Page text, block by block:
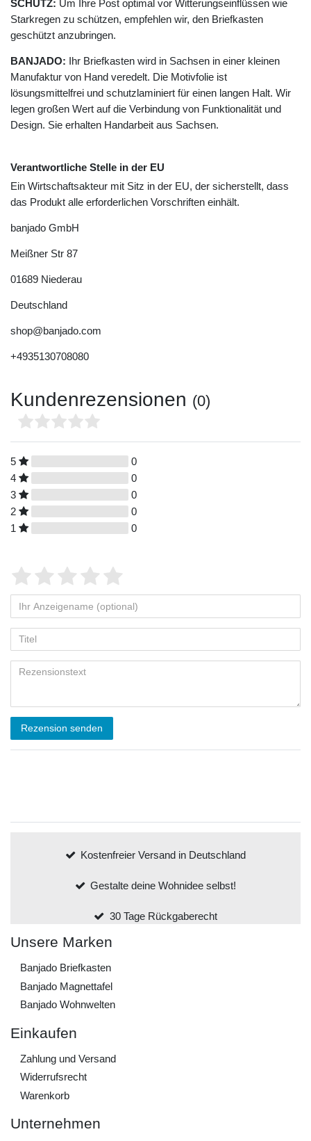
SCHUTZ: Um Ihre Post optimal vor Witterungseinflüssen wie
Starkregen zu schützen, empfehlen wir, den Briefkasten
geschützt anzubringen.
BANJADO: Ihr Briefkasten wird in Sachsen in einer kleinen
Manufaktur von Hand veredelt. Die Motivfolie ist
lösungsmittelfrei und schutzlaminiert für einen langen Halt. Wir
legen großen Wert auf die Verbindung von Funktionalität und
Design. Sie erhalten Handarbeit aus Sachsen.
Verantwortliche Stelle in der EU
Ein Wirtschaftsakteur mit Sitz in der EU, der sicherstellt, dass
das Produkt alle erforderlichen Vorschriften einhält.
banjado GmbH
Meißner Str 87
01689 Niederau
Deutschland
shop@banjado.com
+4935130708080
Kundenrezensionen (0)
5
0
4
0
3
0
2
0
1
0
Rezension senden
Kostenfreier Versand in Deutschland
Gestalte deine Wohnidee selbst!
30 Tage Rückgaberecht
Unsere Marken
Banjado Briefkasten
Banjado Magnettafel
Banjado Wohnwelten
Einkaufen
Zahlung und Versand
Widerrufs­recht
Warenkorb
Unternehmen